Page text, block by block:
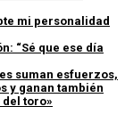
mi personalidad
“Sé que ese día
suman esfuerzos,
y ganan también
toro»